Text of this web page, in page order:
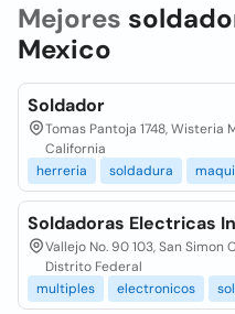
Mejores
Mexico
Soldador
Tomas Pantoja 1748, Wisteria
California
herreria
soldadura
Soldadoras Electricas
Vallejo No. 90 103, San
Distrito Federal
multiples
electronicos